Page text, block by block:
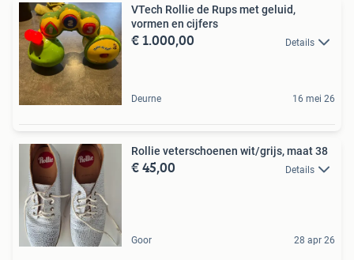
VTech Rollie de Rups met geluid,
vormen en cijfers
€ 1.000,00 Details
Deurne 16 mei 26
Rollie veterschoenen wit/grijs, maat 38
€ 45,00 Details
Goor 28 apr 26